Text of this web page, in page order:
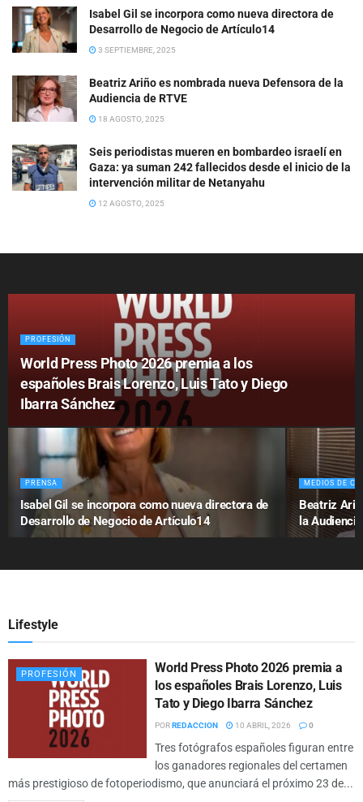
Isabel Gil se incorpora como nueva directora de
Desarrollo de Negocio de Artículo14
3 SEPTIEMBRE, 2025
Beatriz Ariño es nombrada nueva Defensora de la
Audiencia de RTVE
18 AGOSTO, 2025
Seis periodistas mueren en bombardeo israelí en
Gaza: ya suman 242 fallecidos desde el inicio de la
intervención militar de Netanyahu
12 AGOSTO, 2025
PROFESIÓN
World Press Photo 2026 premia a los
españoles Brais Lorenzo, Luis Tato y Diego
Ibarra Sánchez
PRENSA
Isabel Gil se incorpora como nueva directora de
Desarrollo de Negocio de Artículo14
MEDIOS DE
Beatriz
la
Lifestyle
PROFESIÓN
World Press Photo 2026 premia a
los españoles Brais Lorenzo, Luis
Tato y Diego Ibarra Sánchez
PORREDACCION 10 ABRIL, 2026 0
Tres fotógrafos españoles figuran entre
los ganadores regionales del certamen
más prestigioso de fotoperiodismo, que anunciará el próximo 23 de...